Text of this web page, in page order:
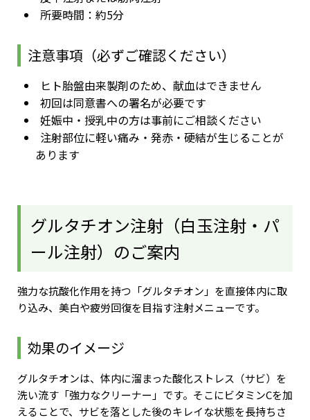
所要時間：約5分
注意事項（必ずご確認ください）
ヒト胎盤由来製剤のため、献血はできません
初回は同意書への署名が必要です
妊娠中・授乳中の方は事前にご相談ください
注射部位に軽い痛み・発赤・硬結が生じることが
あります
グルタチオン注射（白玉注射・パ
ール注射）のご案内
強力な抗酸化作用を持つ「グルタチオン」を直接体内に取
り込み、美白や疲労回復を目指す注射メニューです。
効果のイメージ
グルタチオンは、体内に溜まった酸化ストレス（サビ）を
洗い流す「強力なクリーナー」です。そこにビタミンCを加
えることで、サビを落とした後のキレイな状態を長持ちさ